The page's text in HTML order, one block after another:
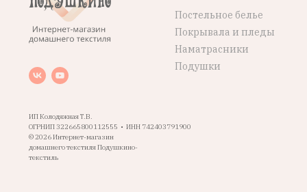
ИП Колодяжная Т.В.
ОГРНИП 322665800112555 • ИНН 742403791900
© 2026 Интернет-магазин
домашнего текстиля Подушкино-
текстиль
Постельное белье
Покрывала и пледы
Наматрасники
Подушки